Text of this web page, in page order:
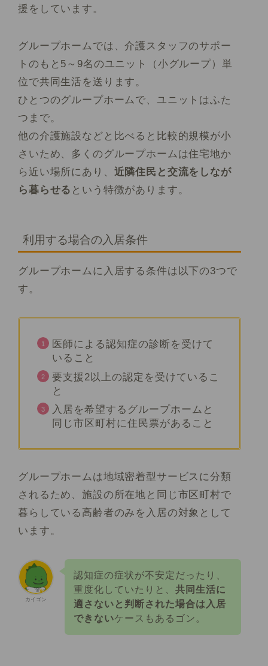
援をしています。
グループホームでは、介護スタッフのサポー
トのもと5～9名のユニット（小グループ）単
位で共同生活を送ります。
ひとつのグループホームで、ユニットはふた
つまで。
他の介護施設などと比べると比較的規模が小
さいため、多くのグループホームは住宅地か
ら近い場所にあり、 近隣住民と交流をしなが
ら暮らせる という特徴があります。
利用する場合の入居条件
グループホームに入居する条件は以下の3つで
す。
医師による認知症の診断を受けて
いること
要支援2以上の認定を受けているこ
と
入居を希望するグループホームと
同じ市区町村に住民票があること
グループホームは地域密着型サービスに分類
されるため、施設の所在地と同じ市区町村で
暮らしている高齢者のみを入居の対象として
います。
カイゴン
認知症の症状が不安定だったり、
重度化していたりと、 共同生活に
適さないと判断された場合は入居
できないケースもあるゴン。